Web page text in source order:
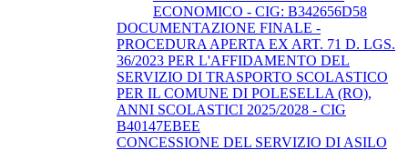
ECONOMICO - CIG: B342656D58
DOCUMENTAZIONE FINALE -
PROCEDURA APERTA EX ART. 71 D. LGS.
36/2023 PER L'AFFIDAMENTO DEL
SERVIZIO DI TRASPORTO SCOLASTICO
PER IL COMUNE DI POLESELLA (RO),
ANNI SCOLASTICI 2025/2028 - CIG
B40147EBEE
CONCESSIONE DEL SERVIZIO DI ASILO